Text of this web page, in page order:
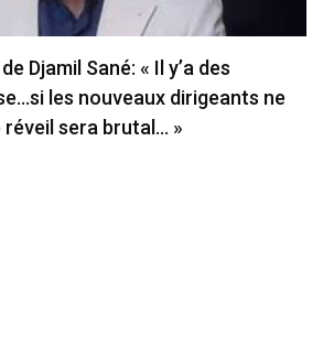
Djamil Sané: « Il y’a des
les nouveaux dirigeants ne
réveil sera brutal… »